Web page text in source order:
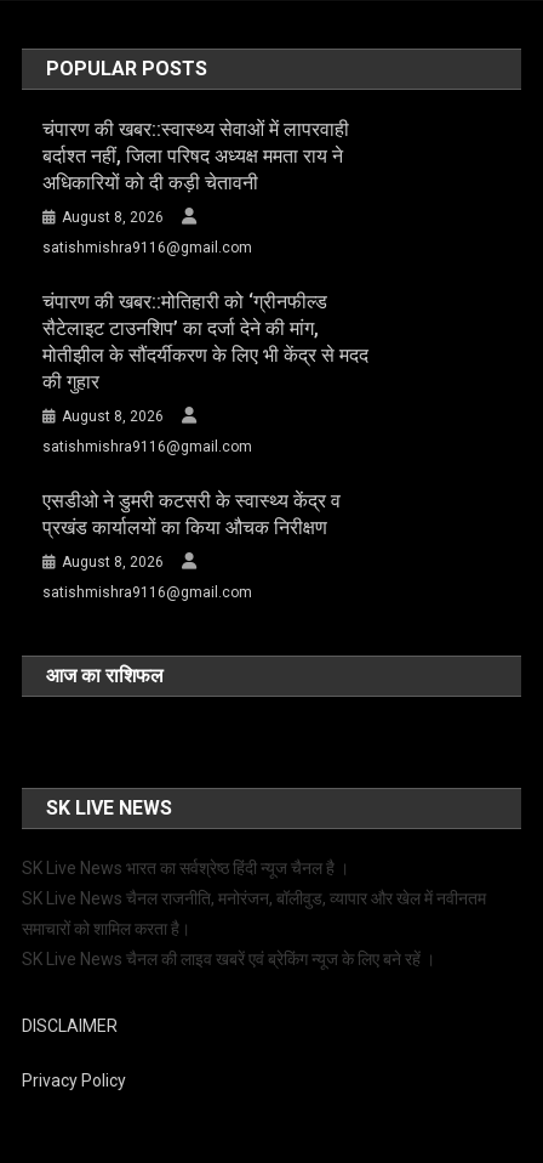
POPULAR POSTS
चंपारण की खबर::स्वास्थ्य सेवाओं में लापरवाही
बर्दाश्त नहीं, जिला परिषद अध्यक्ष ममता राय ने
अधिकारियों को दी कड़ी चेतावनी
August 8, 2026
satishmishra9116@gmail.com
चंपारण की खबर::मोतिहारी को ‘ग्रीनफील्ड
सैटेलाइट टाउनशिप’ का दर्जा देने की मांग,
मोतीझील के सौंदर्यीकरण के लिए भी केंद्र से मदद
की गुहार
August 8, 2026
satishmishra9116@gmail.com
एसडीओ ने डुमरी कटसरी के स्वास्थ्य केंद्र व
प्रखंड कार्यालयों का किया औचक निरीक्षण
August 8, 2026
satishmishra9116@gmail.com
आज का राशिफल
SK LIVE NEWS
SK Live News भारत का सर्वश्रेष्ठ हिंदी न्‍यूज चैनल है ।
SK Live News चैनल राजनीति, मनोरंजन, बॉलीवुड, व्यापार और खेल में नवीनतम
समाचारों को शामिल करता है।
SK Live News चैनल की लाइव खबरें एवं ब्रेकिंग न्यूज के लिए बने रहें ।
DISCLAIMER
Privacy Policy